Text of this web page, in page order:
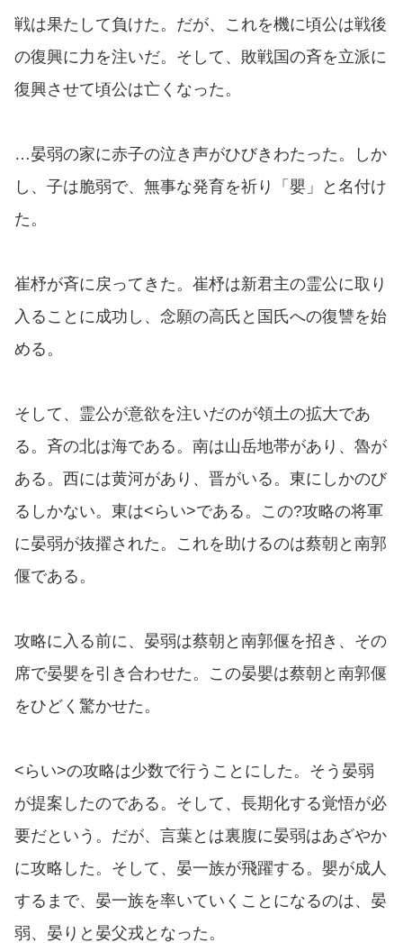
戦は果たして負けた。だが、これを機に頃公は戦後
の復興に力を注いだ。そして、敗戦国の斉を立派に
復興させて頃公は亡くなった。
…晏弱の家に赤子の泣き声がひびきわたった。しか
し、子は脆弱で、無事な発育を祈り「嬰」と名付け
た。
崔杼が斉に戻ってきた。崔杼は新君主の霊公に取り
入ることに成功し、念願の高氏と国氏への復讐を始
める。
そして、霊公が意欲を注いだのが領土の拡大であ
る。斉の北は海である。南は山岳地帯があり、魯が
ある。西には黄河があり、晋がいる。東にしかのび
るしかない。東は<らい>である。この?攻略の将軍
に晏弱が抜擢された。これを助けるのは蔡朝と南郭
偃である。
攻略に入る前に、晏弱は蔡朝と南郭偃を招き、その
席で晏嬰を引き合わせた。この晏嬰は蔡朝と南郭偃
をひどく驚かせた。
<らい>の攻略は少数で行うことにした。そう晏弱
が提案したのである。そして、長期化する覚悟が必
要だという。だが、言葉とは裏腹に晏弱はあざやか
に攻略した。そして、晏一族が飛躍する。嬰が成人
するまで、晏一族を率いていくことになるのは、晏
弱、晏りと晏父戎となった。